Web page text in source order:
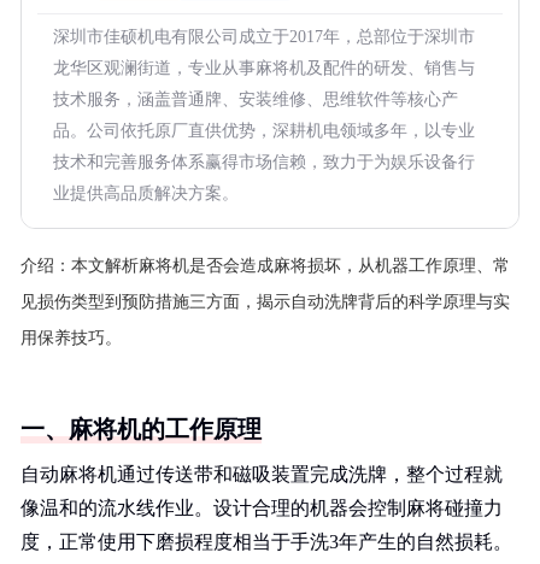
深圳市佳硕机电有限公司成立于2017年，总部位于深圳市
龙华区观澜街道，专业从事麻将机及配件的研发、销售与
技术服务，涵盖普通牌、安装维修、思维软件等核心产
品。公司依托原厂直供优势，深耕机电领域多年，以专业
技术和完善服务体系赢得市场信赖，致力于为娱乐设备行
业提供高品质解决方案。
介绍： 本文解析麻将机是否会造成麻将损坏，从机器工作原理、常
见损伤类型到预防措施三方面，揭示自动洗牌背后的科学原理与实
用保养技巧。
一、麻将机的工作原理
自动麻将机通过传送带和磁吸装置完成洗牌，整个过程就
像温和的流水线作业。设计合理的机器会控制麻将碰撞力
度，正常使用下磨损程度相当于手洗3年产生的自然损耗。